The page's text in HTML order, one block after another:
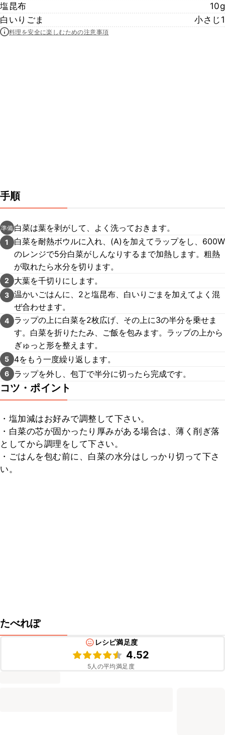
塩昆布
10g
白いりごま
小さじ1
料理を安全に楽しむための注意事項
手順
準備 白菜は葉を剥がして、よく洗っておきます。
1
白菜を耐熱ボウルに入れ、(A)を加えてラップをし、600W
のレンジで5分白菜がしんなりするまで加熱します。粗熱
が取れたら水分を切ります。
2 大葉を千切りにします。
3 温かいごはんに、2と塩昆布、白いりごまを加えてよく混
ぜ合わせます。
4
ラップの上に白菜を2枚広げ、その上に3の半分を乗せま
す。白菜を折りたたみ、ご飯を包みます。ラップの上から
ぎゅっと形を整えます。
5 4をもう一度繰り返します。
6 ラップを外し、包丁で半分に切ったら完成です。
コツ・ポイント
・塩加減はお好みで調整して下さい。
・白菜の芯が固かったり厚みがある場合は、薄く削ぎ落
としてから調理をして下さい。
・ごはんを包む前に、白菜の水分はしっかり切って下さ
い。
たべれぽ
レシピ満足度
4.52
5人の平均満足度